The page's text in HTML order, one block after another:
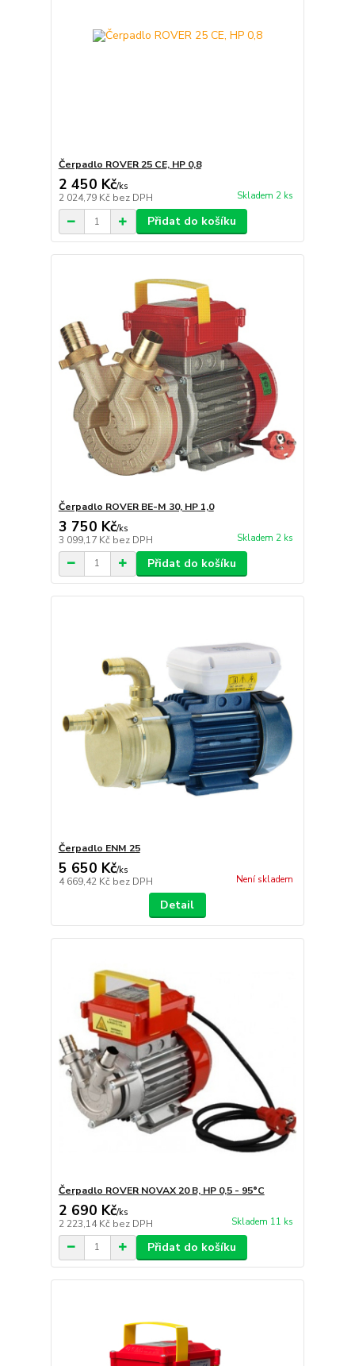
Čerpadlo ROVER 25 CE, HP 0,8
2 450 Kč/ks
2 024,79 Kč bez DPH Skladem 2 ks
Přidat do košíku
Čerpadlo ROVER BE-M 30, HP 1,0
3 750 Kč/ks
3 099,17 Kč bez DPH Skladem 2 ks
Přidat do košíku
Čerpadlo ENM 25
5 650 Kč/ks
4 669,42 Kč bez DPH Není skladem
Detail
Čerpadlo ROVER NOVAX 20 B, HP 0,5 - 95°C
2 690 Kč/ks
2 223,14 Kč bez DPH Skladem 11 ks
Přidat do košíku